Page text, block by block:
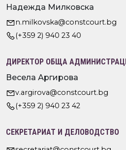
Надежда Милковска
n.milkovska@constcourt.bg
(+359 2) 940 23 40
ДИРЕКТОР ОБЩА
Весела Аргирова
v.argirova@constcourt.bg
(+359 2) 940 23 42
СЕКРЕТАРИАТ И ДЕЛОВОДСТВО